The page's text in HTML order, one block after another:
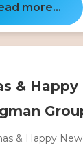
more...
& Happy
& Happy New